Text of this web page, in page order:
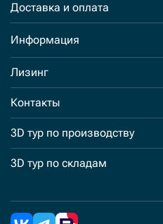
Доставка и оплата
Информация
Лизинг
Контакты
3D тур по производству
3D тур по складам